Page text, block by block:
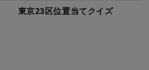
東京23区位置当てクイズ